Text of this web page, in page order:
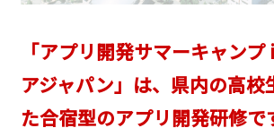
「アプリ開発サマーキャン
アジャパン」は、県内の高校
た合宿型のアプリ開発研修で